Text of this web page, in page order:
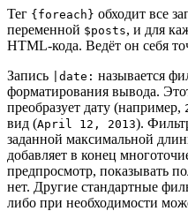
Тег {foreach} обходит все
переменной $posts, и для
HTML-кода. Ведёт он себя
Запись
|date: называется
форматирования вывода.
преобразует дату (например,
вид (April 12, 2013).
заданной максимальной
добавляет в конец
предпросмотр, показывать
нет. Другие стандартные
либо при необходимости